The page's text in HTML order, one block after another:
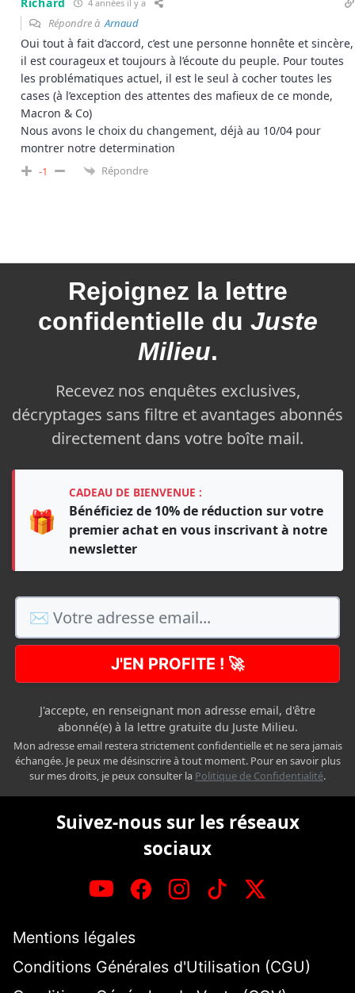
4 années il y a
Répondre àArnaud
Oui tout à fait d’accord, c’est une personne honnête et sincère,
il est courageux et toujours à l’écoute du peuple. Pour toutes
les problématiques actuel, il est le seul à cocher toutes les
cases (à l’exception des attentes des mafieux de ce monde,
Macron & Co)
Nous avons le choix du changement, déjà au 10/04 pour
montrer notre determination
-1 Répondre
Rejoignez la lettre
confidentielle du Juste
Milieu.
Recevez nos enquêtes exclusives,
décryptages sans filtre et avantages abonnés
directement dans votre boîte mail.
🎁
CADEAU DE BIENVENUE :
Bénéficiez de 10% de réduction sur votre
premier achat en vous inscrivant à notre
newsletter
J'EN PROFITE ! 🚀
J'accepte, en renseignant mon adresse email, d'être
abonné(e) à la lettre gratuite du Juste Milieu.
Mon adresse email restera strictement confidentielle et ne sera jamais
échangée. Je peux me désinscrire à tout moment. Pour en savoir plus
sur mes droits, je peux consulter la Politique de Confidentialité.
Suivez-nous sur les réseaux
sociaux
Mentions légales
Conditions Générales d'Utilisation (CGU)